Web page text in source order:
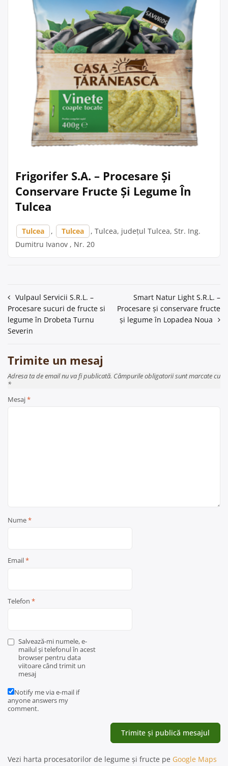
Frigorifer S.A. – Procesare Și
Conservare Fructe Și Legume În
Tulcea
Tulcea , Tulcea
, Tulcea, județul Tulcea, Str. Ing.
Dumitru Ivanov , Nr. 20
Navigare
în
articole
Vulpaul Servicii S.R.L. –
Procesare sucuri de fructe si
legume în Drobeta Turnu
Severin
Smart Natur Light S.R.L. –
Procesare și conservare fructe
și legume în Lopadea Noua
Trimite un mesaj
Adresa ta de email nu va fi publicată. Câmpurile obligatorii sunt marcate cu
*
Mesaj*
Nume*
Email*
Telefon *
Salvează-mi numele, e-
mailul și telefonul în acest
browser pentru data
viitoare când trimit un
mesaj
Notify me via e-mail if
anyone answers my
comment.
Vezi harta procesatorilor de legume și fructe pe Google Maps